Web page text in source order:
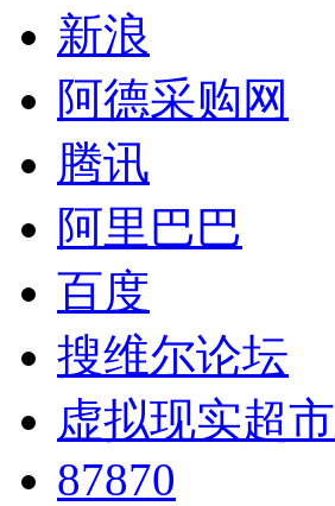
新浪
阿德采购网
腾讯
阿里巴巴
百度
搜维尔论坛
虚拟现实超市
87870